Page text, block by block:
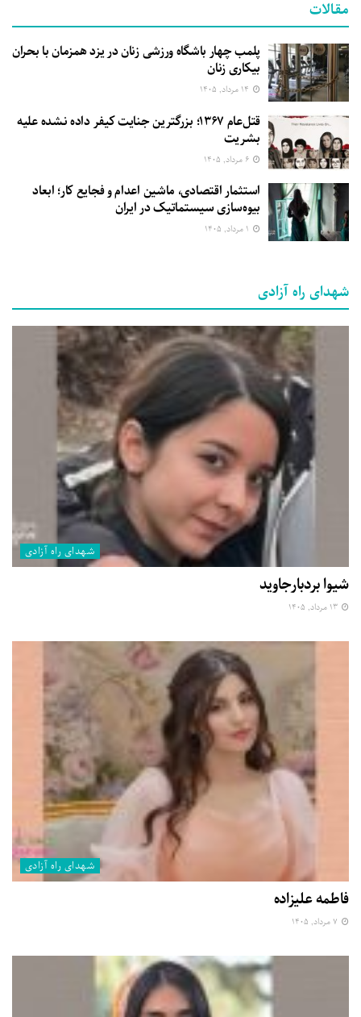
مقالات
پلمب چهار باشگاه ورزشی زنان در یزد همزمان با بحران
بیکاری زنان
قتل‌عام ۱۳۶۷؛ بزرگترین جنایت کیفر داده نشده علیه
بشریت
استثمار اقتصادی، ماشین اعدام و فجایع کار؛ ابعاد
بیوه‌سازی سیستماتیک در ایران
شهدای راه آزادی
شهدای راه آزادی
شیوا بردبارجاوید
شهدای راه آزادی
فاطمه علیزاده